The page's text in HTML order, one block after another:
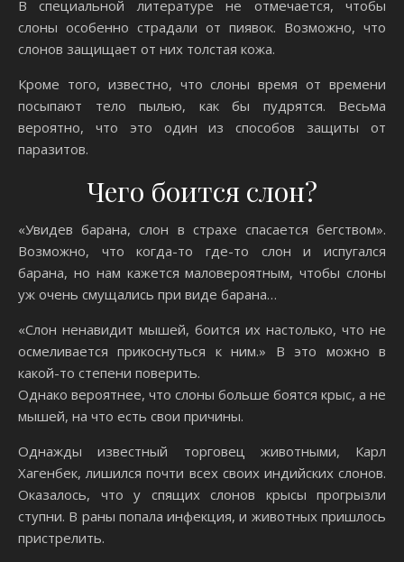
В специальной литературе не отмечается, чтобы
слоны особенно страдали от пиявок. Возможно, что
слонов защищает от них толстая кожа.
Кроме того, известно, что слоны время от времени
посыпают тело пылью, как бы пудрятся. Весьма
вероятно, что это один из способов защиты от
паразитов.
Чего боится слон?
«Увидев барана, слон в страхе спасается бегством».
Возможно, что когда-то где-то слон и испугался
барана, но нам кажется маловероятным, чтобы слоны
уж очень смущались при виде барана…
«Слон ненавидит мышей, боится их настолько, что не
осмеливается прикоснуться к ним.» В это можно в
какой-то степени поверить.
Однако вероятнее, что слоны больше боятся крыс, а не
мышей, на что есть свои причины.
Однажды известный торговец животными, Карл
Хагенбек, лишился почти всех своих индийских слонов.
Оказалось, что у спящих слонов крысы прогрызли
ступни. В раны попала инфекция, и животных пришлось
пристрелить.